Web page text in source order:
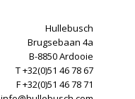
Hullebusch
Brugsebaan 4a
B-8850 Ardooie
T +32(0)51 46 78 67
F +32(0)51 46 78 71